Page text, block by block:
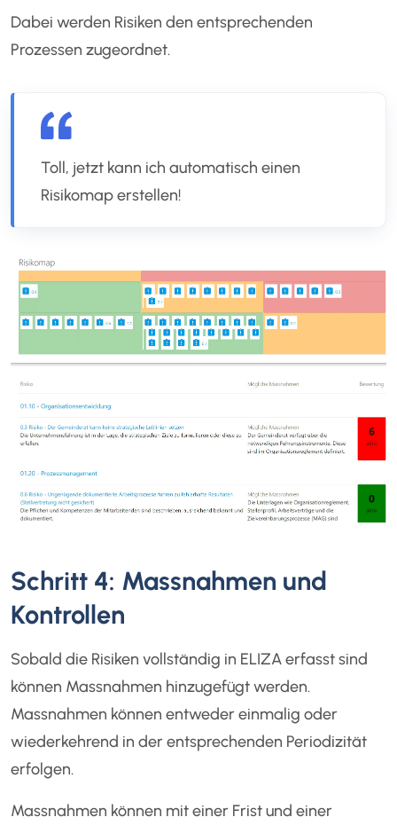
Dabei werden Risiken den entsprechenden
Prozessen zugeordnet.
Toll, jetzt kann ich automatisch einen
Risikomap erstellen!
Schritt 4: Massnahmen und
Kontrollen
Sobald die Risiken vollständig in ELIZA erfasst sind
können Massnahmen hinzugefügt werden.
Massnahmen können entweder einmalig oder
wiederkehrend in der entsprechenden Periodizität
erfolgen.
Massnahmen können mit einer Frist und einer